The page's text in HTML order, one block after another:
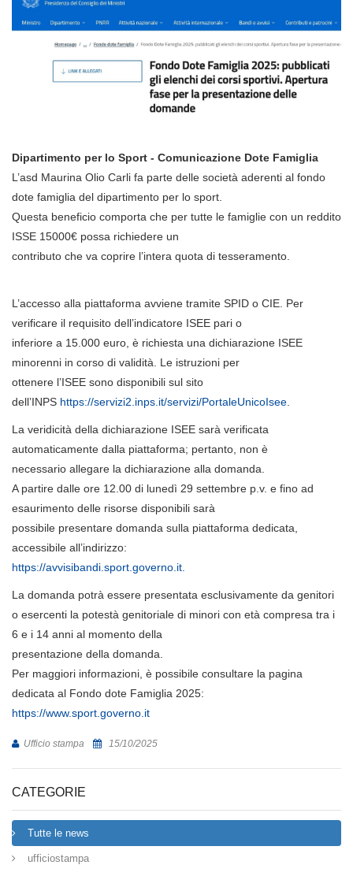
Dipartimento per lo Sport - Comunicazione Dote Famiglia
L’asd Maurina Olio Carli fa parte delle società aderenti al fondo
dote famiglia del dipartimento per lo sport.
Questa beneficio comporta che per tutte le famiglie con un reddito
ISSE 15000€ possa richiedere un
contributo che va coprire l’intera quota di tesseramento.
L’accesso alla piattaforma avviene tramite SPID o CIE. Per
verificare il requisito dell’indicatore ISEE pari o
inferiore a 15.000 euro, è richiesta una dichiarazione ISEE
minorenni in corso di validità. Le istruzioni per
ottenere l’ISEE sono disponibili sul sito
dell’INPS https://servizi2.inps.it/servizi/PortaleUnicoIsee
La veridicità della dichiarazione ISEE sarà verificata
automaticamente dalla piattaforma; pertanto, non è
necessario allegare la dichiarazione alla domanda.
A partire dalle ore 12.00 di lunedì 29 settembre p.v. e fino ad
esaurimento delle risorse disponibili sarà
possibile presentare domanda sulla piattaforma dedicata,
accessibile all’indirizzo:
https://avvisibandi.sport.governo.it.
La domanda potrà essere presentata esclusivamente da genitori
o esercenti la potestà genitoriale di minori con età compresa tra i
6 e i 14 anni al momento della
presentazione della domanda.
Per maggiori informazioni, è possibile consultare la pagina
dedicata al Fondo dote Famiglia 2025:
https://www.sport.governo.it
Ufficio stampa 15/10/2025
CATEGORIE
Tutte le news
ufficiostampa